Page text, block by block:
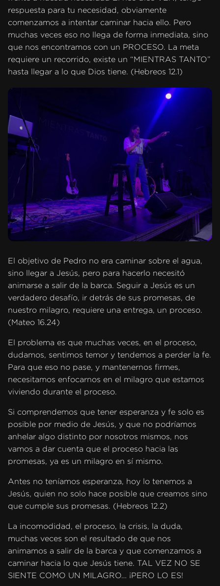
respuesta para tu necesidad, obviamente
comenzamos a intentar caminar hacia ello. Pero
muchas veces eso no llega de forma inmediata, sino
que nos encontramos con un PROCESO. La meta
requiere un recorrido, existe un “MIENTRAS TANTO”
hasta llegar a lo que Dios tiene. (Hebreos 12.1)
El objetivo de Pedro no era caminar sobre el agua,
sino llegar a Jesús, pero para hacerlo necesitó
animarse a salir de la barca. Seguir a Jesús es un
verdadero desafío, ir detrás de sus promesas, de
nuestro milagro, requiere una entrega, un proceso.
(Mateo 16.24)
El problema es que muchas veces, en el proceso,
dudamos, sentimos temor y tendemos a perder la fe.
Para que eso no pase, y mantenernos firmes,
necesitamos enfocarnos en el milagro que estamos
viviendo durante el proceso.
Si comprendemos que tener esperanza y fe solo es
posible por medio de Jesús, y que no podríamos
anhelar algo distinto por nosotros mismos, nos
vamos a dar cuenta que el proceso hacia las
promesas, ya es un milagro en sí mismo.
Antes no teníamos esperanza, hoy lo tenemos a
Jesús, quien no solo hace posible que creamos sino
que cumple sus promesas. (Hebreos 12.2)
La incomodidad, el proceso, la crisis, la duda,
muchas veces son el resultado de que nos
animamos a salir de la barca y que comenzamos a
caminar hacia lo que Jesús tiene. TAL VEZ NO SE
SIENTE COMO UN MILAGRO… ¡PERO LO ES!